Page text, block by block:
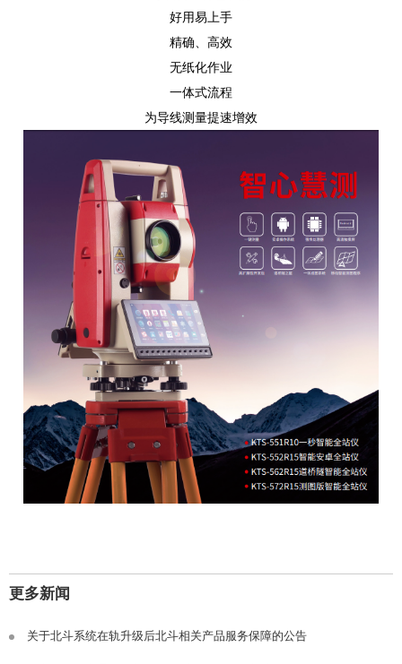
好用易上手
精确、高效
无纸化作业
一体式流程
为导线测量提速增效
更多新闻
关于北斗系统在轨升级后北斗相关产品服务保障的公告